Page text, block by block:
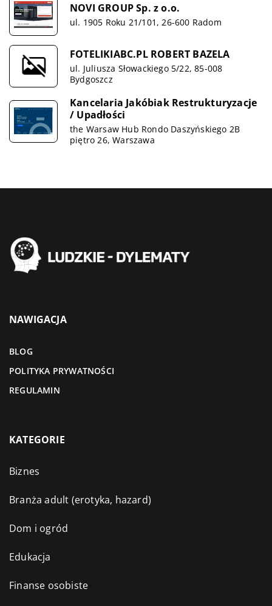
NOVI GROUP Sp. z o.o.
ul. 1905 Roku 21/101, 26-600 Radom
FOTELIKIABC.PL ROBERT BAZELA
ul. Juliusza Słowackiego 5/22, 85-008
Bydgoszcz
Kancelaria Jakóbiak Restrukturyzacje
/ Upadłości
the Warsaw Hub Rondo Daszyńskiego 2B
piętro 26, Warszawa
NAWIGACJA
BLOG
POLITYKA PRYWATNOŚCI
REGULAMIN
KATEGORIE
Biznes
Branża adult (erotyka, hazard)
Dom i ogród
Edukacja
Finanse osobiste